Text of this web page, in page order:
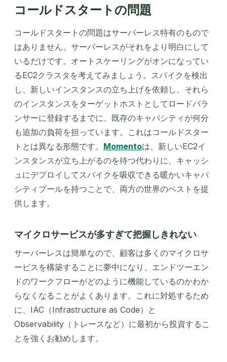
コールドスタートの問題
コールドスタートの問題はサーバーレス特有のもので
はありません。サーバーレスがそれをより明白にして
いるだけです。オートスケーリングがオンになってい
るEC2クラスタを考えてみましょう。スパイクを検出
し、新しいインスタンスの立ち上げを依頼し、それら
のインスタンスをターゲットホストとしてロードバラ
ンサーに登録するまでに、既存のキャパシティが何分
も追加の負荷を担っています。これはコールドスター
トとは異なる形態です。 Momentoは、新しいEC2イ
ンスタンスが立ち上がるのを待つ代わりに、キャッシ
ュにデプロイしてスパイクを吸収できる暖かいキャパ
シティプールを持つことで、両方の世界のベストを提
供します。
マイクロサービスが多すぎて把握しきれない
サーバーレスは簡単なので、顧客は多くのマイクロサ
ービスを構築することに夢中になり、エンドツーエン
ドのワークフローがどのように機能しているのかわか
らなくなることがよくあります。これに対処するため
に、IAC（Infrastructure as Code）と
Observability（トレースなど）に最初から投資するこ
とを強くお勧めします。